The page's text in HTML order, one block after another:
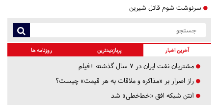
سرنوشت شوم قاتل شیرین
آخرین اخبار پربازدیدترین روزنامه ها
مشتریان نفت ایران در ۷ سال گذشته +فیلم
راز اصرار بر «مذاکره و ملاقات به هر قیمت» چیست؟
آنتن شبکه افق «خط‌خطی» شد